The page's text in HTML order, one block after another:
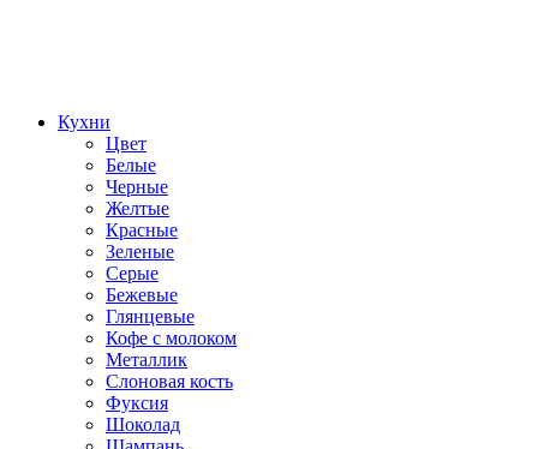
Кухни
Цвет
Белые
Черные
Желтые
Красные
Зеленые
Серые
Бежевые
Глянцевые
Кофе с молоком
Металлик
Слоновая кость
Фуксия
Шоколад